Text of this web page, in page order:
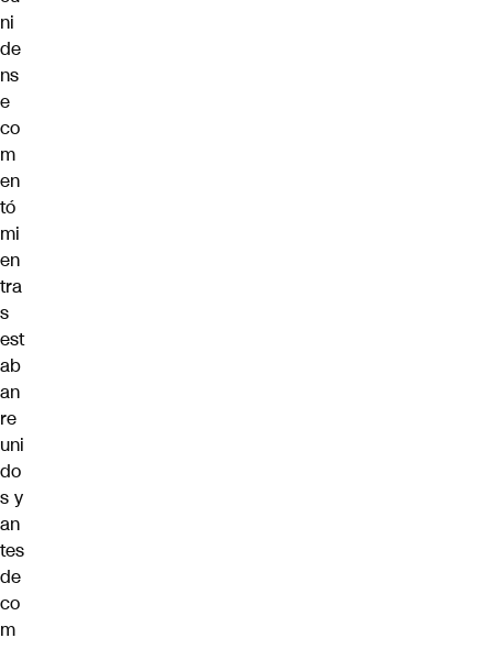
ni
de
ns
e
co
m
en
tó
mi
en
tra
s
est
ab
an
re
uni
do
s y
an
tes
de
co
m